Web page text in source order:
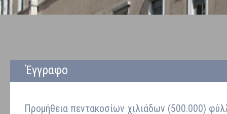
Έγγραφο
Προμήθεια πεντακοσίων χιλιάδων (500.000)